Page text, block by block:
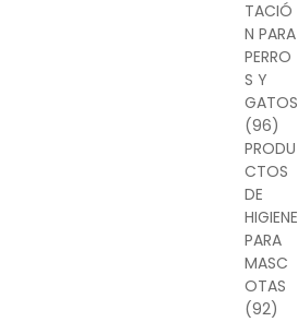
TACIÓ
N PARA
PERRO
S Y
GATOS
(96)
PRODU
CTOS
DE
HIGIENE
PARA
MASC
OTAS
(92)